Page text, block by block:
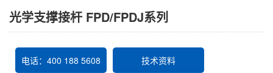
光学支撑接杆 FPD/FPDJ系列
电话：400 188 5608 技术资料